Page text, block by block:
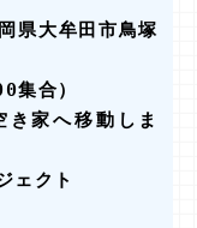
県大牟田市鳥塚
合）
家へ移動しま
ェクト